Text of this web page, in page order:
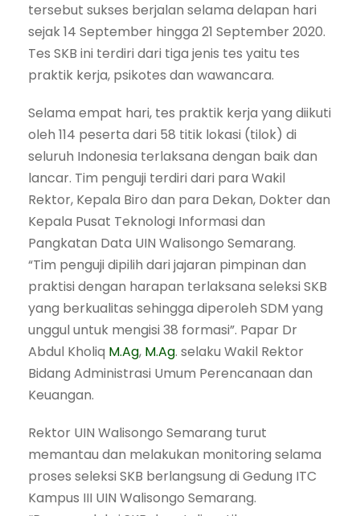
tersebut sukses berjalan selama delapan hari
sejak 14 September hingga 21 September 2020.
Tes SKB ini terdiri dari tiga jenis tes yaitu tes
praktik kerja, psikotes dan wawancara.
Selama empat hari, tes praktik kerja yang diikuti
oleh 114 peserta dari 58 titik lokasi (tilok) di
seluruh Indonesia terlaksana dengan baik dan
lancar. Tim penguji terdiri dari para Wakil
Rektor, Kepala Biro dan para Dekan, Dokter dan
Kepala Pusat Teknologi Informasi dan
Pangkatan Data UIN Walisongo Semarang.
“Tim penguji dipilih dari jajaran pimpinan dan
praktisi dengan harapan terlaksana seleksi SKB
yang berkualitas sehingga diperoleh SDM yang
unggul untuk mengisi 38 formasi”. Papar Dr
Abdul Kholiq M.Ag, M.Ag. selaku Wakil Rektor
Bidang Administrasi Umum Perencanaan dan
Keuangan.
Rektor UIN Walisongo Semarang turut
memantau dan melakukan monitoring selama
proses seleksi SKB berlangsung di Gedung ITC
Kampus III UIN Walisongo Semarang.